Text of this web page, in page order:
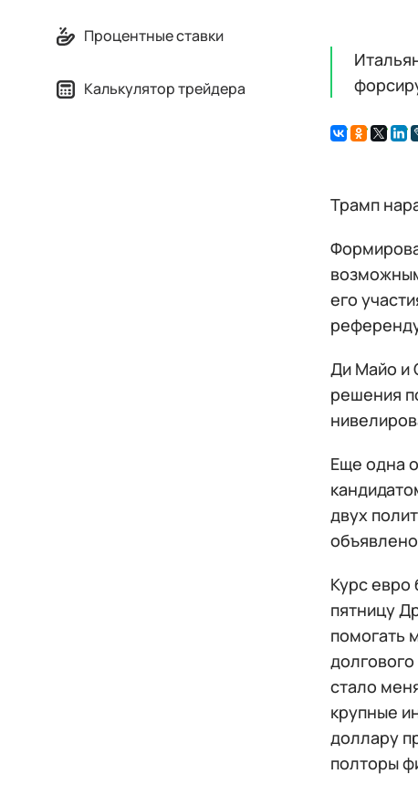
Процентные ставки
Калькулятор трейдера
Трамп
его
Ди Майо и
решения
Еще одна
двух
Курс евро
пятницу
помогать
стало
крупные
доллару
полторы